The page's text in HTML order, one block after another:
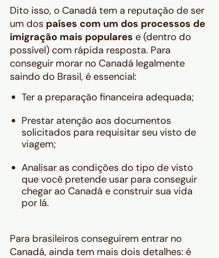
Dito isso, o Canadá tem a reputação de ser
um dos países com um dos processos de
imigração mais populares e (dentro do
possível) com rápida resposta. Para
conseguir morar no Canadá legalmente
saindo do Brasil, é essencial:
Ter a preparação financeira adequada;
Prestar atenção aos documentos
solicitados para requisitar seu visto de
viagem;
Analisar as condições do tipo de visto
que você pretende usar para conseguir
chegar ao Canadá e construir sua vida
por lá.
Para brasileiros conseguirem entrar no
Canadá, ainda tem mais dois detalhes: é